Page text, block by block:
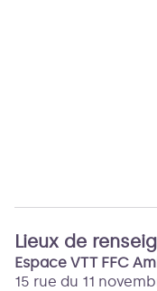
Lieux de
Espace VTT FFC
15 rue du 11